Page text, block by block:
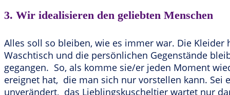
3. Wir idealisieren den geliebten Menschen
Alles soll so bleiben, wie es immer war. Die
Waschtisch und die persönlichen Gegenstände
gegangen. So, als komme sie/er jeden Moment
ereignet hat, die man sich nur vorstellen kann.
unverändert, das Lieblingskuscheltier wartet nur